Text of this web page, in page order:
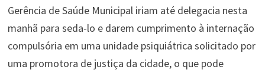
Gerência de Saúde Municipal iriam até delegacia nesta
manhã para seda-lo e darem cumprimento à internação
compulsória em uma unidade psiquiátrica solicitado por
uma promotora de justiça da cidade, o que pode